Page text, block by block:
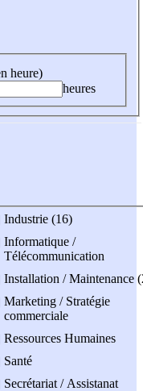
heure)
heures
Industrie (16)
Informatique /
Télécommunication
Installation / Maintenance
Marketing / Stratégie
commerciale
Ressources Humaines
Santé
Secrétariat / Assistanat